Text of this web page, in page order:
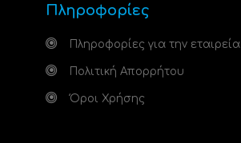
Πληροφορίες
Πληροφορίες για την εταιρεία
Πολιτική Απορρήτου
Όροι Χρήσης